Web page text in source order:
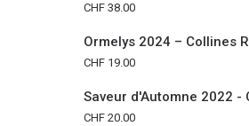
CHF 38.00
Ormelys 2024 – Collines
CHF 19.00
Saveur d'Automne 2022 -
CHF 20.00